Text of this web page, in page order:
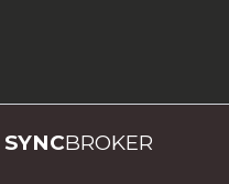
SYNCBROKER